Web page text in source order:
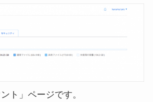
ト」ページです。